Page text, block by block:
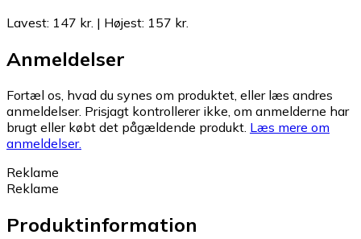
Lavest: 147 kr. | Højest: 157 kr.
Anmeldelser
Fortæl os, hvad du synes om produktet, eller læs andres
anmeldelser. Prisjagt kontrollerer ikke, om anmelderne har
brugt eller købt det pågældende produkt. Læs mere om
anmeldelser.
Reklame
Reklame
Produktinformation